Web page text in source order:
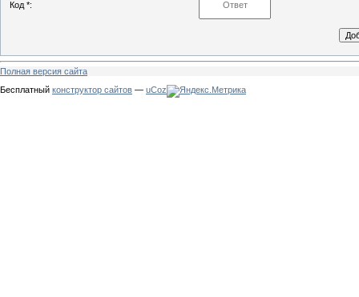
Код *:
Полная версия сайта
Бесплатный конструктор сайтов — uCoz